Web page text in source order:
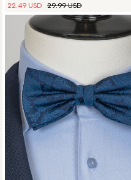
22.49 USD 29.99 USD